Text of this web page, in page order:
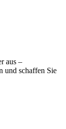
aus –
und schaffen Sie